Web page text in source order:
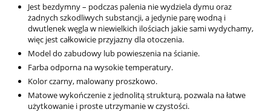
Jest bezdymny – podczas palenia nie wydziela dymu oraz
żadnych szkodliwych substancji, a jedynie parę wodną i
dwutlenek węgla w niewielkich ilościach jakie sami wydychamy,
więc jest całkowicie przyjazny dla otoczenia.
Model do zabudowy lub powieszenia na ścianie.
Farba odporna na wysokie temperatury.
Kolor czarny, malowany proszkowo.
Matowe wykończenie z jednolitą strukturą, pozwala na łatwe
użytkowanie i proste utrzymanie w czystości.